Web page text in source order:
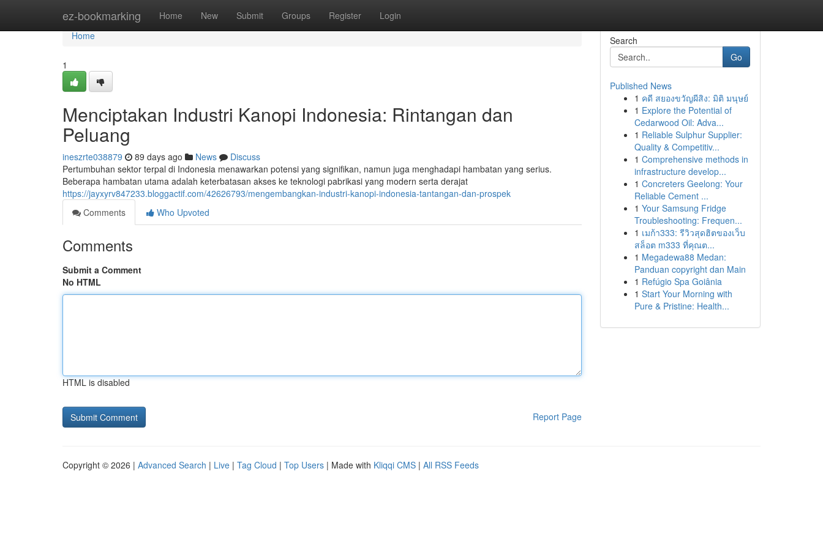
ez-bookmarking Home New Submit Groups Register Login
Home
Home
1
Menciptakan Industri Kanopi Indonesia: Rintangan dan
Peluang
ineszrte038879 89 days ago News
Discuss
Pertumbuhan sektor terpal di Indonesia menawarkan potensi yang signifikan, namun juga menghadapi hambatan yang serius.
Beberapa hambatan utama adalah keterbatasan akses ke teknologi pabrikasi yang modern serta derajat
https://jayxyrv847233.bloggactif.com/42626793/mengembangkan-industri-kanopi-indonesia-tantangan-dan-prospek
Comments
Who Upvoted
Comments
Submit a Comment
No HTML
HTML is disabled
Report Page
Search
Go
Published News
1 คดี สยองขวัญผีสิง: มิติ มนุษย์
1 Explore the Potential of
Cedarwood Oil: Adva...
1 Reliable Sulphur Supplier:
Quality & Competitiv...
1 Comprehensive methods in
infrastructure develop...
1 Concreters Geelong: Your
Reliable Cement ...
1 Your Samsung Fridge
Troubleshooting: Frequen...
1 เมก้า333: รีวิวสุดฮิตของเว็บ
สล็อต m333 ที่คุณต...
1 Megadewa88 Medan:
Panduan copyright dan Main
1 Refúgio Spa Goiânia
1 Start Your Morning with
Pure & Pristine: Health...
Copyright © 2026 | Advanced Search | Live | Tag Cloud | Top Users | Made with Kliqqi CMS | All RSS Feeds